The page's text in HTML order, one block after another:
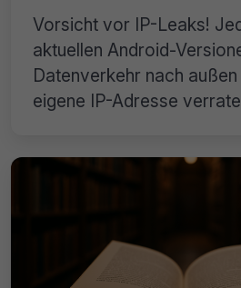
Vorsicht vor IP-Leaks!
aktuellen Android-
Datenverkehr nach
eigene IP-Adresse